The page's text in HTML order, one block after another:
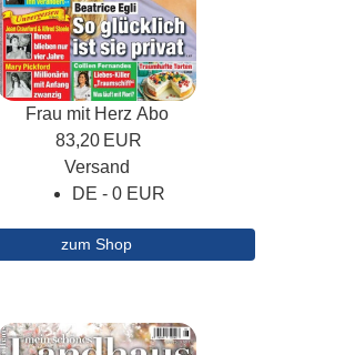
Frau mit Herz Abo
83,20 EUR
Versand
DE - 0 EUR
zum Shop